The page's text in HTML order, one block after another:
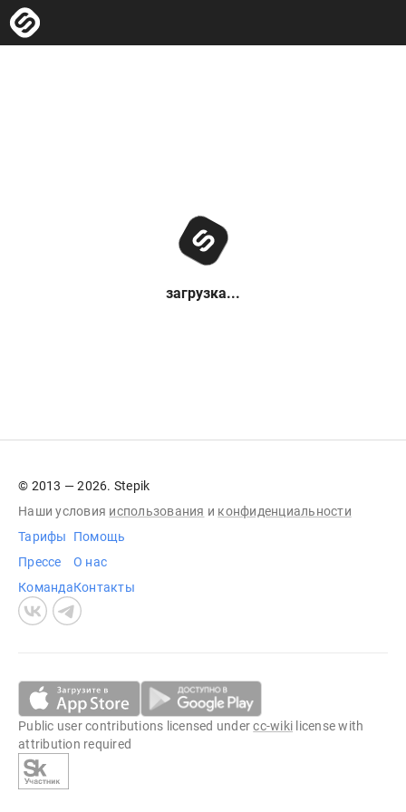
загрузка...
© 2013 — 2026. Stepik
Наши условия использования и конфиденциальности
Тарифы
Прессе
Команда
Помощь
О нас
Контакты
Public user contributions licensed undercc-wiki license with
attribution required